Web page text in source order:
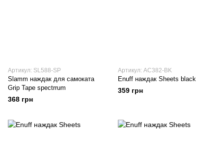
Артикул: SL588-SP
Slamm наждак для самоката
Grip Tape spectrrum
368 грн
Артикул: AC382-BK
Enuff наждак Sheets black
359 грн